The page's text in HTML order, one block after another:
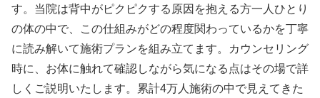
す。当院は背中がピクピクする原因を抱える方一人ひとり
の体の中で、この仕組みがどの程度関わっているかを丁寧
に読み解いて施術プランを組み立てます。カウンセリング
時に、お体に触れて確認しながら気になる点はその場で詳
しくご説明いたします。累計4万人施術の中で見えてきた